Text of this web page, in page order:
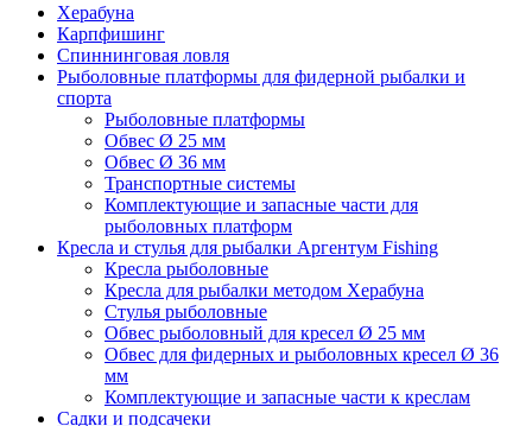
Херабуна
Карпфишинг
Спиннинговая ловля
Рыболовные платформы для фидерной рыбалки и
спорта
Рыболовные платформы
Обвес Ø 25 мм
Обвес Ø 36 мм
Транспортные системы
Комплектующие и запасные части для
рыболовных платформ
Кресла и стулья для рыбалки Аргентум Fishing
Кресла рыболовные
Кресла для рыбалки методом Херабуна
Стулья рыболовные
Обвес рыболовный для кресел Ø 25 мм
Обвес для фидерных и рыболовных кресел Ø 36
мм
Комплектующие и запасные части к креслам
Садки и подсачеки